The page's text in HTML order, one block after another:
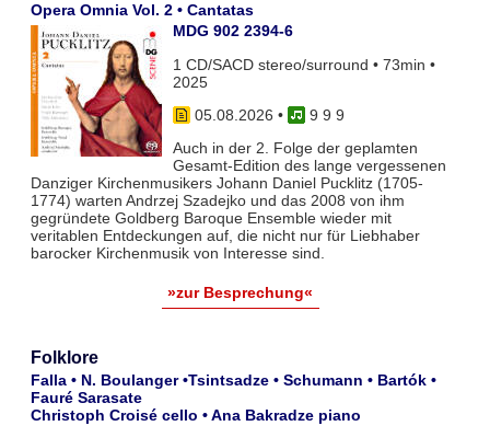
Opera Omnia Vol. 2 • Cantatas
MDG 902 2394-6
1 CD/SACD stereo/surround • 73min •
2025
05.08.2026 •
9 9 9
Auch in der 2. Folge der geplamten
Gesamt-Edition des lange vergessenen
Danziger Kirchenmusikers Johann Daniel Pucklitz (1705-
1774) warten Andrzej Szadejko und das 2008 von ihm
gegründete Goldberg Baroque Ensemble wieder mit
veritablen Entdeckungen auf, die nicht nur für Liebhaber
barocker Kirchenmusik von Interesse sind.
»zur Besprechung«
Folklore
Falla • N. Boulanger •Tsintsadze • Schumann • Bartók •
Fauré Sarasate
Christoph Croisé cello • Ana Bakradze piano